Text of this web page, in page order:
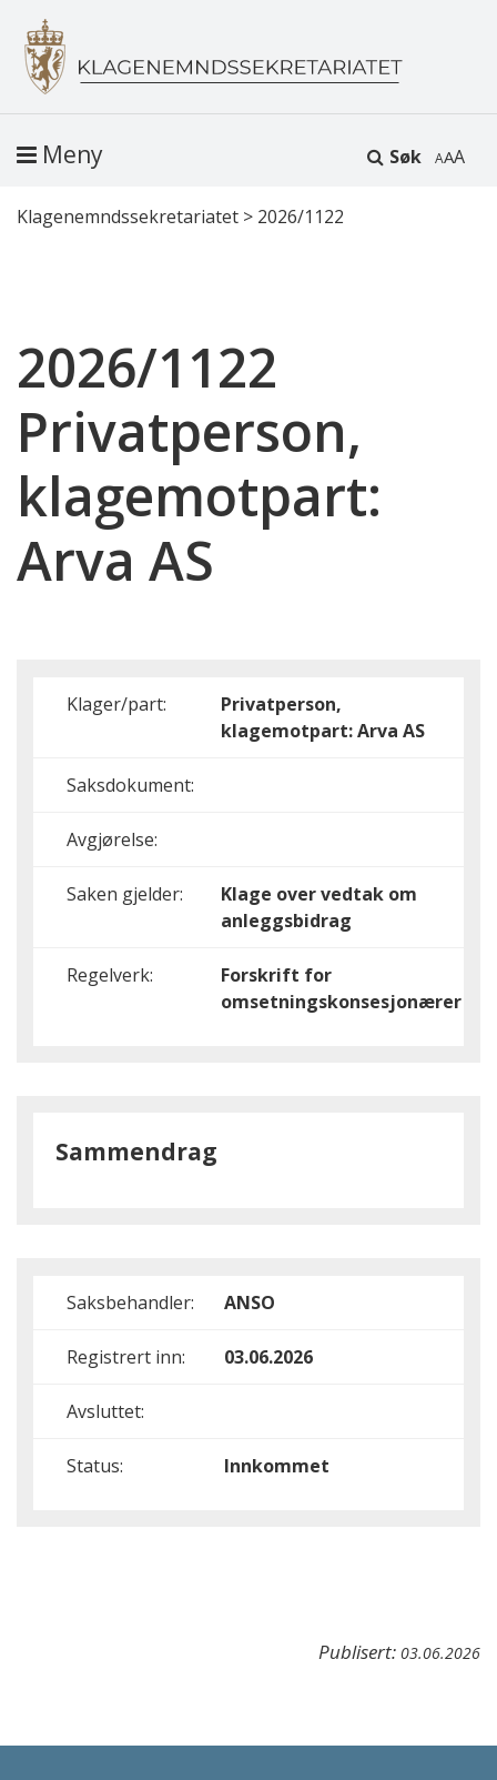
Søk A
Meny
Klagenemndssekretariatet > 2026/1122
2026/1122
Privatperson,
klagemotpart:
Arva AS
Klager/part:
Privatperson,
klagemotpart: Arva AS
Saksdokument:
Avgjørelse:
Saken gjelder:
Klage over vedtak om
anleggsbidrag
Regelverk:
Forskrift for
omsetningskonsesjonærer
Sammendrag
Saksbehandler: ANSO
Registrert inn: 03.06.2026
Avsluttet:
Status: Innkommet
Publisert: 03.06.2026